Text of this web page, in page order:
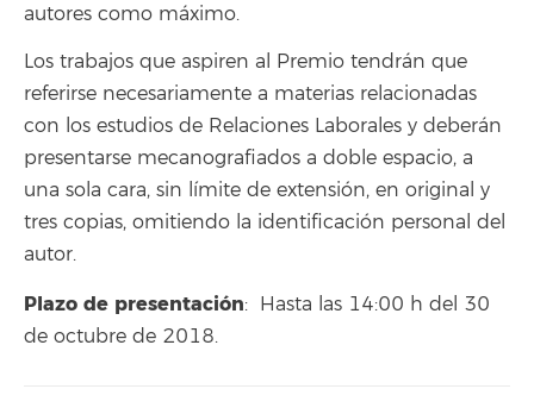
autores como máximo.
Los trabajos que aspiren al Premio tendrán que
referirse necesariamente a materias relacionadas
con los estudios de Relaciones Laborales y deberán
presentarse mecanografiados a doble espacio, a
una sola cara, sin límite de extensión, en original y
tres copias, omitiendo la identificación personal del
autor.
Plazo de presentación: Hasta las 14:00 h del 30
de octubre de 2018.